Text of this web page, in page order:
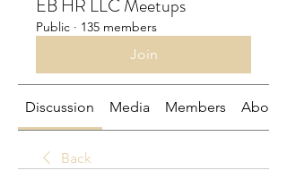
EB HR LLC Meetups
Public · 135 members
Join
Discussion Media Members About
Back